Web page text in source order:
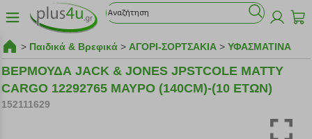
> Παιδικά & Βρεφικά > ΑΓΟΡΙ-ΣΟΡΤΣΑΚΙΑ > ΥΦΑΣΜΑΤΙΝΑ
ΒΕΡΜΟΥΔΑ JACK & JONES JPSTCOLE MATTY
CARGO 12292765 ΜΑΥΡΟ (140CM)-(10 ΕΤΩΝ)
152111629